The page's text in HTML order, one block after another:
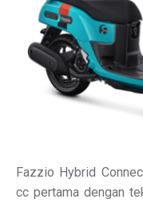
Fazzio Hybrid
cc pertama dengan